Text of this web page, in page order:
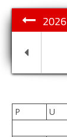
2026
P
U